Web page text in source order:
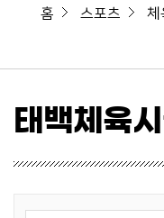
홈 스포츠 체
태백체육